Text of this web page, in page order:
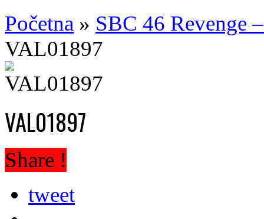
Početna » SBC 46 Revenge
VAL01897
VAL01897
Share !
tweet